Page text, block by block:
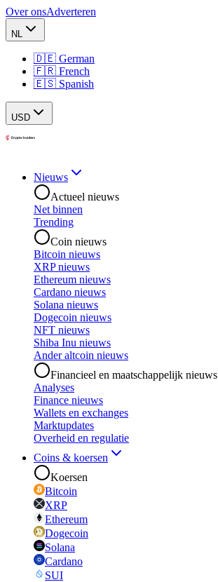
Over onsAdverteren
NL
🇩🇪 German
🇫🇷 French
🇪🇸 Spanish
USD
Nieuws
Actueel nieuws
Net binnen
Trending
Coin nieuws
Bitcoin nieuws
XRP nieuws
Ethereum nieuws
Cardano nieuws
Solana nieuws
Dogecoin nieuws
NFT nieuws
Shiba Inu nieuws
Ander altcoin nieuws
Financieel en maatschappelijk nieuws
Analyses
Finance nieuws
Wallets en exchanges
Marktupdates
Overheid en regulatie
Coins & koersen
Koersen
Bitcoin
XRP
Ethereum
Dogecoin
Solana
Cardano
SUI